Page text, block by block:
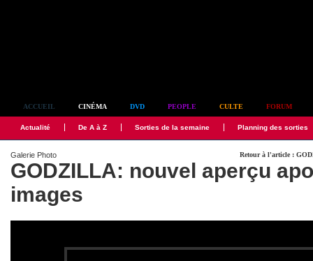
ACCUEIL CINÉMA DVD PEOPLE CULTE FORUM
Actualité De A à Z Sorties de la semaine Planning des sorties
Retour à l'article :
Galerie Photo
GODZILLA: nouvel aperçu
images